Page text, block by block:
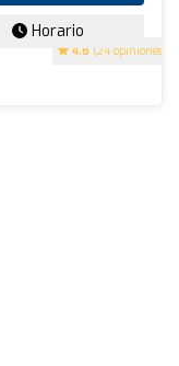
4.8 (24 opiniones)
Horario